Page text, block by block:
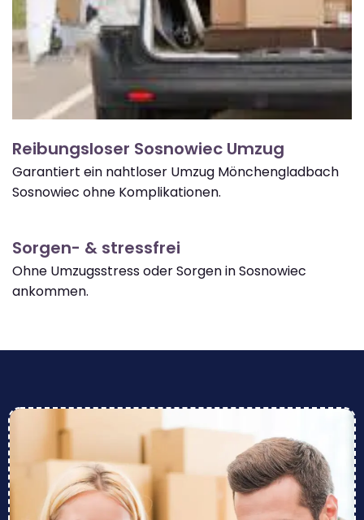
Reibungsloser Sosnowiec Umzug
Garantiert ein nahtloser Umzug Mönchengladbach
Sosnowiec ohne Komplikationen.
Sorgen- & stressfrei
Ohne Umzugsstress oder Sorgen in Sosnowiec
ankommen.